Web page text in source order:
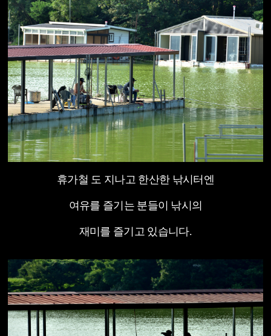
휴가철 도 지나고 한산한 낚시터엔
여유를 즐기는 분들이 낚시의
재미를 즐기고 있습니다.